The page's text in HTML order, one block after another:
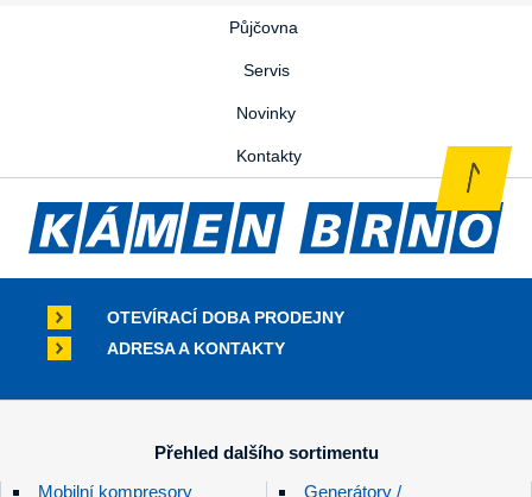
Půjčovna
Servis
Novinky
Kontakty
OTEVÍRACÍ DOBA PRODEJNY
ADRESA A KONTAKTY
Přehled dalšího sortimentu
Mobilní kompresory
Generátory /